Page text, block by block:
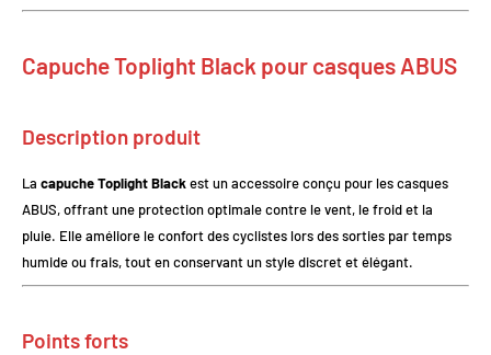
Capuche Toplight Black pour casques ABUS
Description produit
La capuche Toplight Blackest un accessoire conçu pour les casques
ABUS, offrant une protection optimale contre le vent, le froid et la
pluie. Elle améliore le confort des cyclistes lors des sorties par temps
humide ou frais, tout en conservant un style discret et élégant.
Points forts